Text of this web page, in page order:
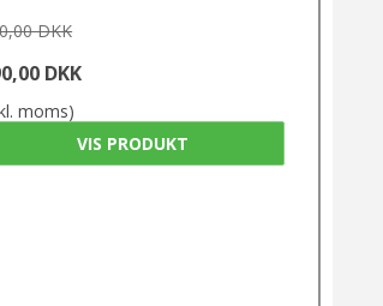
DKK
DKK
moms)
VIS PRODUKT